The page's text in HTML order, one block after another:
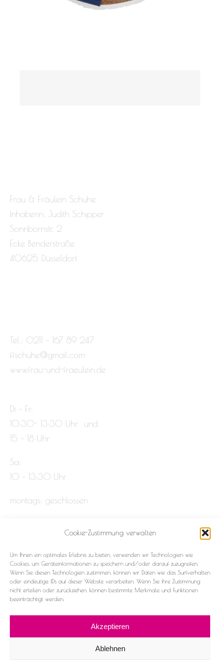
Cookie-Zustimmung verwalten
Um Ihnen ein optimales Erlebnis zu bieten, verwenden wir Technologien wie
Cookies, um Geräteinformationen zu speichern und/oder darauf zuzugreifen.
Wenn Sie diesen Technologien zustimmen, können wir Daten wie das Surfverhalten
oder eindeutige IDs auf dieser Website verarbeiten. Wenn Sie ihre Zustimmung
nicht erteilen oder zurückziehen, können bestimmte Merkmale und Funktionen
beeinträchtigt werden.
Akzeptieren
Ablehnen
Frau & Fräulein Schuhe
Inhaberin: Judith Schipper
Sonnbornstr. 2
Ecke Benderstraße
40625 Düsseldorf
Tel.: 0211 – 167 89 247
ffschuhe@gmail.com
www.frau-und-fraeulein.de
Di – Fr:
10:30- 13:30 Uhr und
15 – 18 Uhr
Sa:
10 – 13:30 Uhr
montags: geschlossen
Datenschutz
Cookie-Richtlinie (EU)